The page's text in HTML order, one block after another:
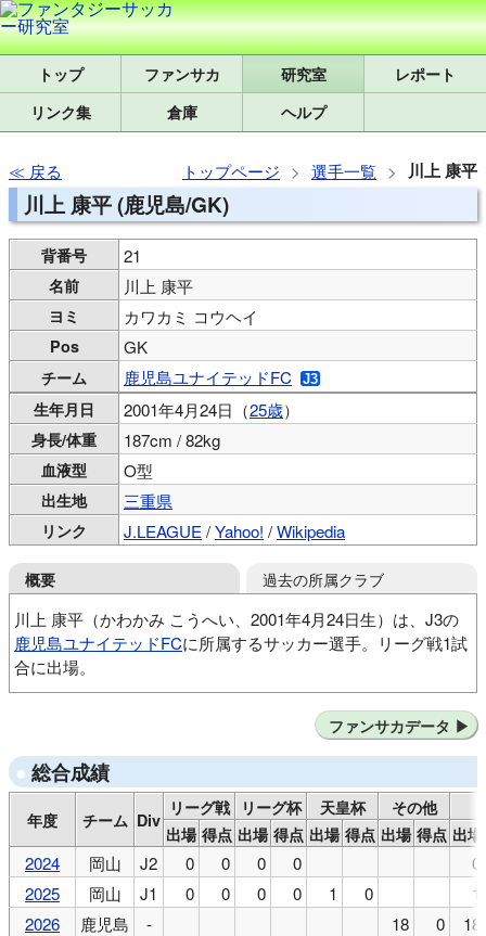
トップ 研究室
レポート
リンク集
倉庫 ヘルプ
戻る トップページ 選手一覧 川上 康平
川上 康平 (鹿児島/GK)
背番号 21
名前 川上 康平
ヨミ カワカミ コウヘイ
Pos GK
チーム 鹿児島ユナイテッドFC
生年月日 2001年4月24日（25歳）
身長/体重 187cm / 82kg
血液型 O型
出生地 三重県
リンク J.LEAGUE /Yahoo! /Wikipedia
概要
川上 康平（かわかみ こうへい、2001年4月24日生）は、J3の
鹿児島ユナイテッドFCに所属するサッカー選手。リーグ戦1試
合に出場。
過去の所属クラブ
ファジアーノ岡山
鹿児島ユナイテッドFC
ファジアーノ岡山
ファンサカデータ
総合成績
年度 チーム Div
リーグ戦 リーグ杯 天皇杯 その他
出場 得点 出場 得点 出場 得点 出場 得点 出場
2024 岡山 J2 0 0 0 0
0
2025
岡山 J1 0 0 0 0 1 0
1
2026
鹿児島 - 18 0
18